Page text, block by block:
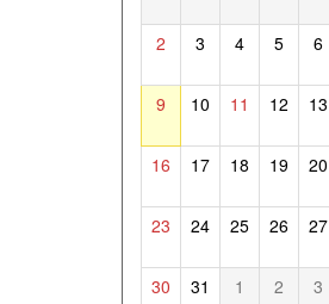
2 3 4 5 6
9 10 11 12 13
16 17 18 19 20
23 24 25 26 27
30 31 1 2 3